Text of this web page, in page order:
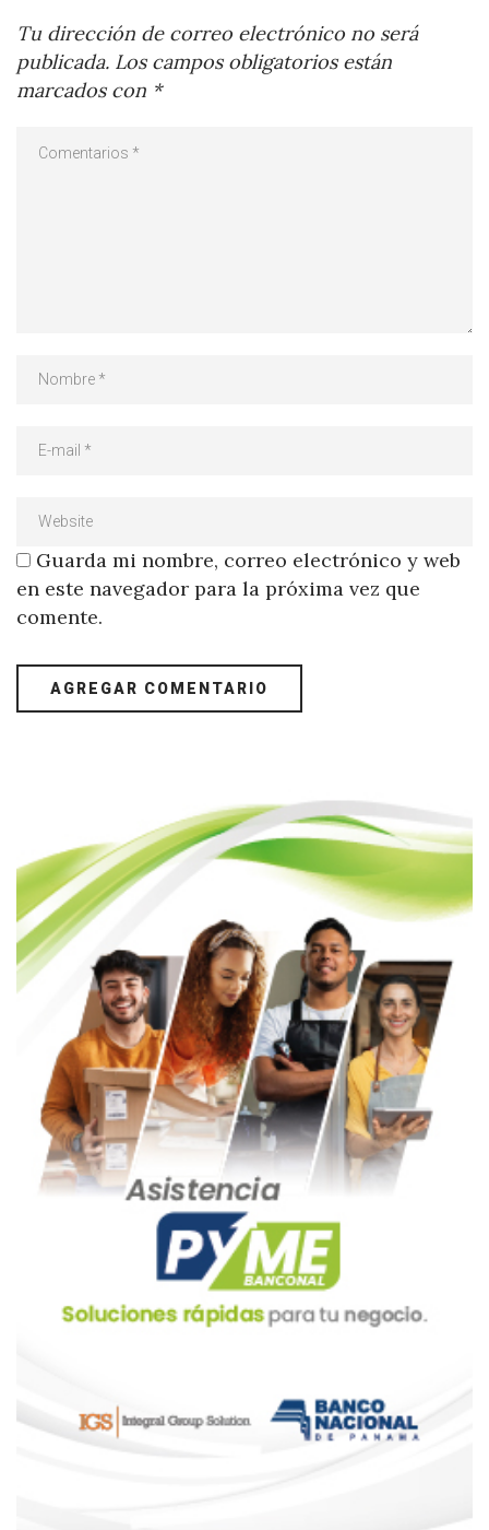
Tu dirección de correo electrónico no será
publicada. Los campos obligatorios están
marcados con *
Guarda mi nombre, correo electrónico y web
en este navegador para la próxima vez que
comente.